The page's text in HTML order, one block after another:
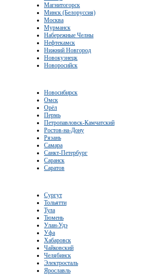
Магнитогорск
Минск (Белоруссия)
Москва
Мурманск
Набережные Челны
Нефтекамск
Нижний Новгород
Новокузнецк
Новоросийск
Новосибирск
Омск
Орёл
Пермь
Петропавловск-Камчатский
Ростов-на-Дону
Рязань
Самара
Санкт-Петербург
Саранск
Саратов
Сургут
Тольятти
Тула
Тюмень
Улан-Удэ
Уфа
Хабаровск
Чайковский
Челябинск
Электросталь
Ярославль